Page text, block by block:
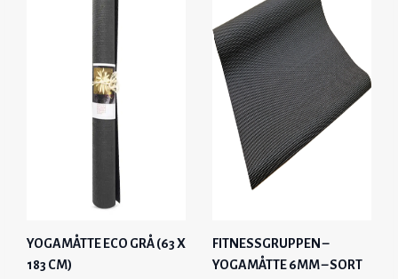
YOGAMÅTTE ECO GRÅ (63 X
183 CM)
FITNESSGRUPPEN –
YOGAMÅTTE 6MM – SORT